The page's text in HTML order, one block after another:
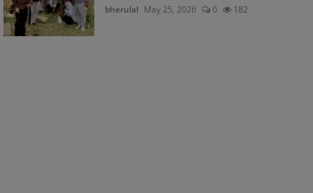
bherulal May 25, 2026 0 182